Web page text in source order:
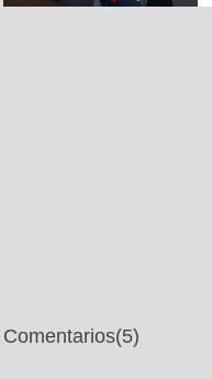
Comentarios(5)